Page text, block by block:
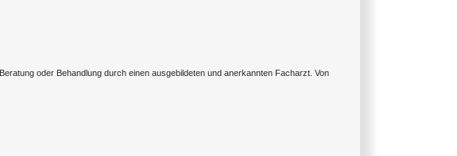
oder Behandlung durch einen ausgebildeten und anerkannten Facharzt. Von